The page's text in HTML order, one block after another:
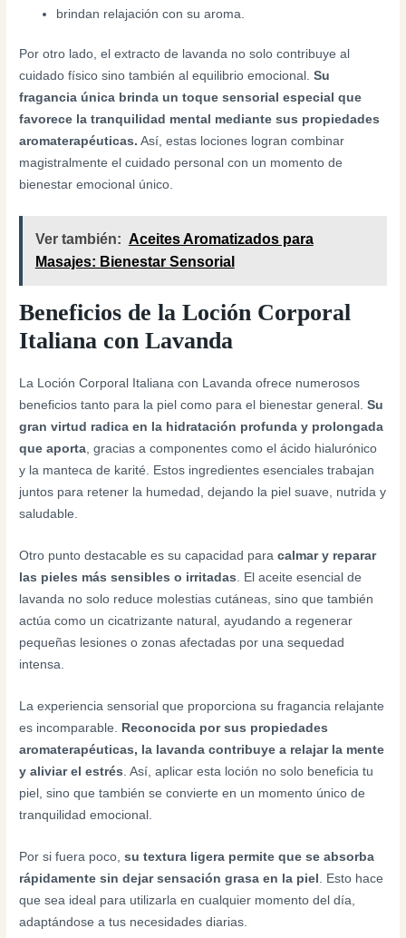
brindan relajación con su aroma.
Por otro lado, el extracto de lavanda no solo contribuye al
cuidado físico sino también al equilibrio emocional.Su
fragancia única brinda un toque sensorial especial que
favorece la tranquilidad mental mediante sus propiedades
aromaterapéuticas. Así, estas lociones logran combinar
magistralmente el cuidado personal con un momento de
bienestar emocional único.
Ver también: Aceites Aromatizados para
Masajes: Bienestar Sensorial
Beneficios de la Loción Corporal
Italiana con Lavanda
La Loción Corporal Italiana con Lavanda ofrece numerosos
beneficios tanto para la piel como para el bienestar general.Su
gran virtud radica en la hidratación profunda y prolongada
que aporta, gracias a componentes como el ácido hialurónico
y la manteca de karité. Estos ingredientes esenciales trabajan
juntos para retener la humedad, dejando la piel suave, nutrida y
saludable.
Otro punto destacable es su capacidad paracalmar y reparar
las pieles más sensibles o irritadas . El aceite esencial de
lavanda no solo reduce molestias cutáneas, sino que también
actúa como un cicatrizante natural, ayudando a regenerar
pequeñas lesiones o zonas afectadas por una sequedad
intensa.
La experiencia sensorial que proporciona su fragancia relajante
es incomparable.
Reconocida por sus propiedades
aromaterapéuticas, la lavanda contribuye a relajar la mente
y aliviar el estrés . Así, aplicar esta loción no solo beneficia tu
piel, sino que también se convierte en un momento único de
tranquilidad emocional.
Por si fuera poco,su textura ligera permite que se absorba
rápidamente sin dejar sensación grasa en la piel . Esto hace
que sea ideal para utilizarla en cualquier momento del día,
adaptándose a tus necesidades diarias.